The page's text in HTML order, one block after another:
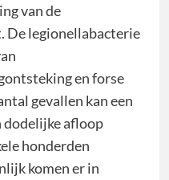
van de
De legionellabacterie
en forse
gevallen kan een
dodelijke afloop
honderden
komen er in